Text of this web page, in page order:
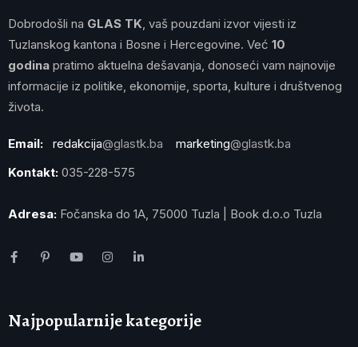
Dobrodošli na GLAS TK , vaš pouzdani izvor vijesti iz
Tuzlanskog kantona i Bosne i Hercegovine. Već 10
godina pratimo aktuelna dešavanja, donoseći vam najnovije
informacije iz politike, ekonomije, sporta, kulture i društvenog
života.
Email: redakcija@glastk.ba marketing@glastk.ba
Kontakt: 035-228-575
Adresa: Fočanska do 1A, 75000 Tuzla | Book d.o.o Tuzla
Najpopularnije kategorije